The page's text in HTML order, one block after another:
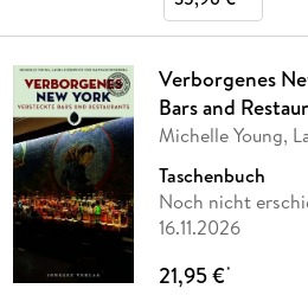
Verborgenes
Bars and
Michelle Young,
Taschenbuch
Noch nicht
16.11.2026
21,95 €*